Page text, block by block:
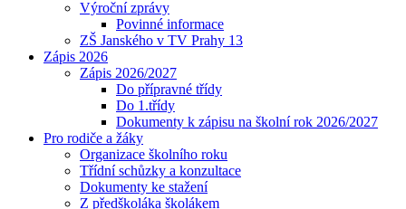
Výroční zprávy
Povinné informace
ZŠ Janského v TV Prahy 13
Zápis 2026
Zápis 2026/2027
Do přípravné třídy
Do 1.třídy
Dokumenty k zápisu na školní rok 2026/2027
Pro rodiče a žáky
Organizace školního roku
Třídní schůzky a konzultace
Dokumenty ke stažení
Z předškoláka školákem